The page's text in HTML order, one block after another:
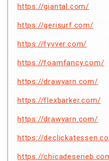
https://giantal.com/
https://gerisurf.com/
https://fyvver.com/
https://foamfancy.com/
https://drawyarn.com/
https://flexbarker.com/
https://drawyarn.com/
https://
https://